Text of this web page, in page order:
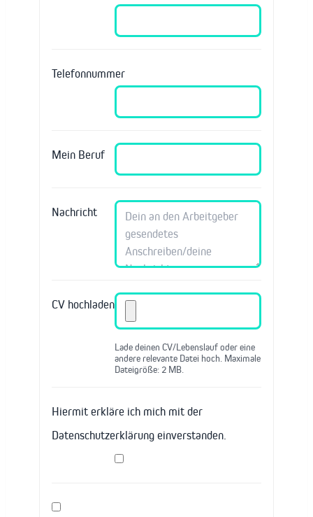
Telefonnummer
Mein Beruf
Nachricht
CV hochladen
Lade deinen CV/Lebenslauf oder eine
andere relevante Datei hoch. Maximale
Dateigröße: 2 MB.
Hiermit erkläre ich mich mit der
Datenschutzerklärung einverstanden.